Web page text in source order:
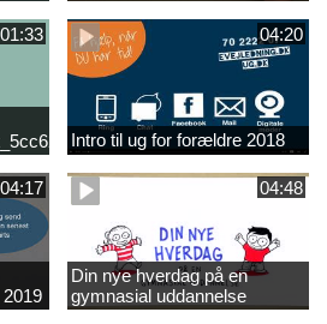
01:33 04:20
Intro til ug for forældre 2018
04:17 04:48
Din nye hverdag på en
gymnasial uddannelse